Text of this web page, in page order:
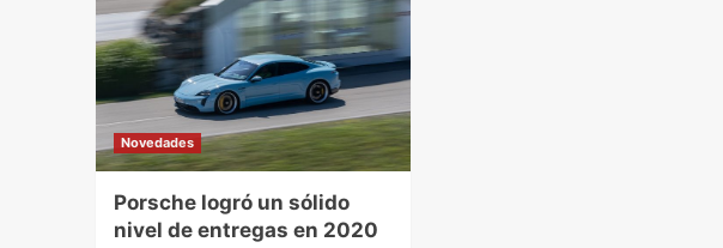
Novedades
Porsche logró un sólido
nivel de entregas en 2020